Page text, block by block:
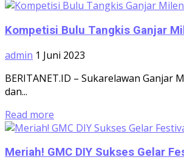
Kompetisi Bulu Tangkis Ganjar
admin 1 Juni 2023
BERITANET.ID – Sukarelawan
dan...
Read more
Meriah! GMC DIY Sukses Gelar